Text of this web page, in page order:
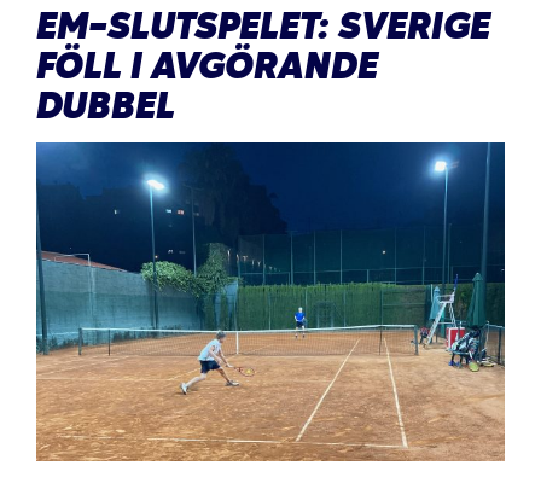
EM-SLUTSPELET: SVERIGE
FÖLL I AVGÖRANDE
DUBBEL